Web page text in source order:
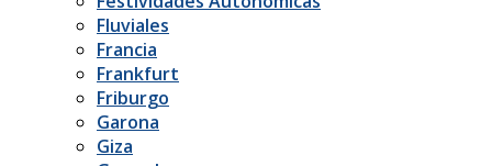
Fluviales
Francia
Frankfurt
Friburgo
Garona
Giza